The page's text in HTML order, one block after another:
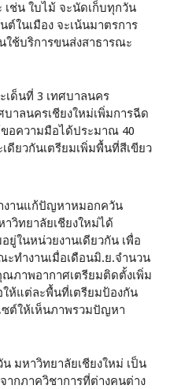
เช่น ใบไม้ จะนัดเก็บทุกวัน
ในเมือง จะเน้นมาตรการ
ใช้บริการขนส่งสาธารณะ
เด็นที่ 3 เทศบาลนคร
บาลนครเชียงใหม่เพิ่มการฉีด
อความมือได้ประมาณ 40
ดียวกันเตรียมเพิ่มพื้นที่สีเขียว
งานแก้ปัญหาหมอกควัน
วิทยาลัยเชียงใหม่ได้
ยู่ในหน่วยงานเดียวกัน เพื่อ
ทำงานเมื่อเดือนมิ.ย.จำนวน
ภาพอากาศเตรียมติดตั้งเพิ่ม
ห้แต่ละพื้นที่เตรียมป้องกัน
ต์ให้เห็นภาพรวมปัญหา
มหาวิทยาลัยเชียงใหม่ เป็น
กภาควิชาการที่ต่างคนต่าง